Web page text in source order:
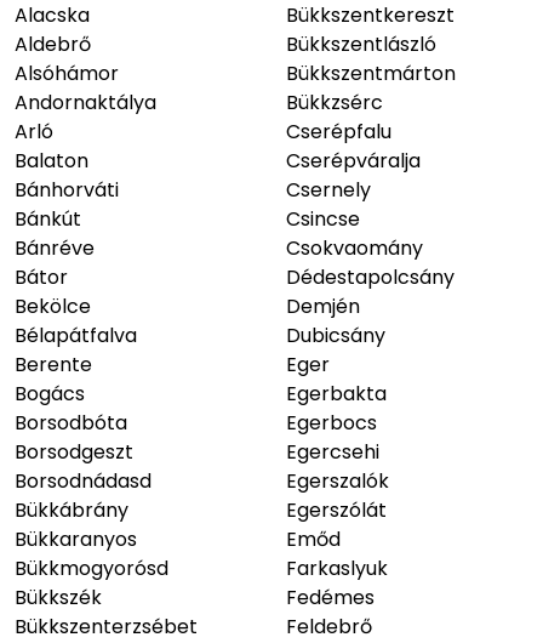
Alacska
Aldebrő
Alsóhámor
Andornaktálya
Arló
Balaton
Bánhorváti
Bánkút
Bánréve
Bátor
Bekölce
Bélapátfalva
Berente
Bogács
Borsodbóta
Borsodgeszt
Borsodnádasd
Bükkábrány
Bükkaranyos
Bükkmogyorósd
Bükkszék
Bükkszenterzsébet
Bükkszentkereszt
Bükkszentlászló
Bükkszentmárton
Bükkzsérc
Cserépfalu
Cserépváralja
Csernely
Csincse
Csokvaomány
Dédestapolcsány
Demjén
Dubicsány
Eger
Egerbakta
Egerbocs
Egercsehi
Egerszalók
Egerszólát
Emőd
Farkaslyuk
Fedémes
Feldebrő